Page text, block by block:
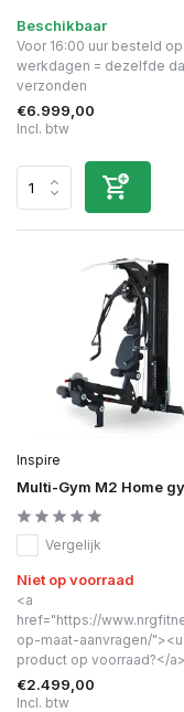
Beschikbaar
Voor 16:00 uur besteld op
werkdagen = dezelfde
verzonden
€6.999,00
Incl. btw
Inspire
Multi-Gym M2 Home
Vergelijk
Niet op voorraad
<a
href="https://
op-maat-aanvragen/
product op voorraad?</
€2.499,00
Incl. btw